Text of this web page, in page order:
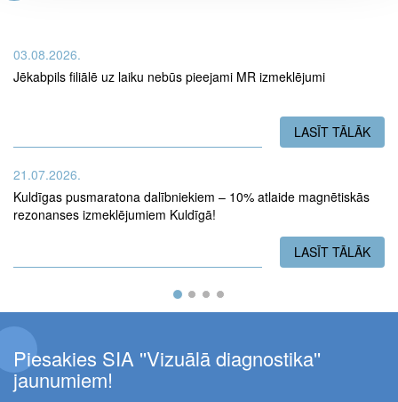
03.08.2026.
Jēkabpils filiālē uz laiku nebūs pieejami MR izmeklējumi
LASĪT TĀLĀK
21.07.2026.
Kuldīgas pusmaratona dalībniekiem – 10% atlaide magnētiskās
rezonanses izmeklējumiem Kuldīgā!
LASĪT TĀLĀK
Piesakies SIA ''Vizuālā diagnostika''
jaunumiem!